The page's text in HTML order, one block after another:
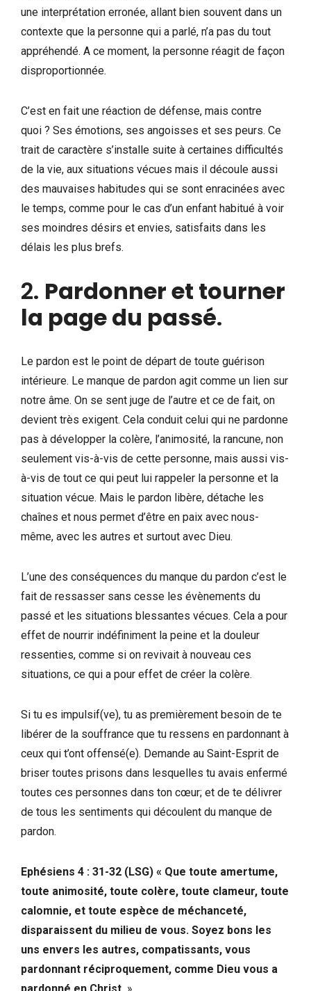
une interprétation erronée, allant bien souvent dans un
contexte que la personne qui a parlé, n’a pas du tout
appréhendé. A ce moment, la personne réagit de façon
disproportionnée.
C’est en fait une réaction de défense, mais contre
quoi ? Ses émotions, ses angoisses et ses peurs. Ce
trait de caractère s’installe suite à certaines difficultés
de la vie, aux situations vécues mais il découle aussi
des mauvaises habitudes qui se sont enracinées avec
le temps, comme pour le cas d’un enfant habitué à voir
ses moindres désirs et envies, satisfaits dans les
délais les plus brefs.
2. Pardonner et tourner
la page du passé.
Le pardon est le point de départ de toute guérison
intérieure. Le manque de pardon agit comme un lien sur
notre âme. On se sent juge de l’autre et ce de fait, on
devient très exigent. Cela conduit celui qui ne pardonne
pas à développer la colère, l’animosité, la rancune, non
seulement vis-à-vis de cette personne, mais aussi vis-
à-vis de tout ce qui peut lui rappeler la personne et la
situation vécue. Mais le pardon libère, détache les
chaînes et nous permet d’être en paix avec nous-
même, avec les autres et surtout avec Dieu.
L’une des conséquences du manque du pardon c’est le
fait de ressasser sans cesse les évènements du
passé et les situations blessantes vécues. Cela a pour
effet de nourrir indéfiniment la peine et la douleur
ressenties, comme si on revivait à nouveau ces
situations, ce qui a pour effet de créer la colère.
Si tu es impulsif(ve), tu as premièrement besoin de te
libérer de la souffrance que tu ressens en pardonnant à
ceux qui t’ont offensé(e). Demande au Saint-Esprit de
briser toutes prisons dans lesquelles tu avais enfermé
toutes ces personnes dans ton cœur; et de te délivrer
de tous les sentiments qui découlent du manque de
pardon.
Ephésiens 4 : 31-32 (LSG) « Que toute amertume,
toute animosité, toute colère, toute clameur, toute
calomnie, et toute espèce de méchanceté,
disparaissent du milieu de vous. Soyez bons les
uns envers les autres, compatissants, vous
pardonnant réciproquement, comme Dieu vous a
pardonné en Christ. »